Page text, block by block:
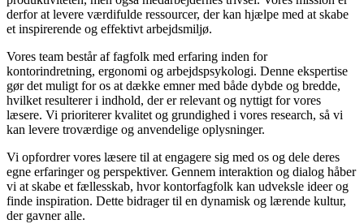
derfor at levere værdifulde ressourcer, der kan hjælpe med at skabe
et inspirerende og effektivt arbejdsmiljø.
Vores team består af fagfolk med erfaring inden for
kontorindretning, ergonomi og arbejdspsykologi. Denne ekspertise
gør det muligt for os at dække emner med både dybde og bredde,
hvilket resulterer i indhold, der er relevant og nyttigt for vores
læsere. Vi prioriterer kvalitet og grundighed i vores research, så vi
kan levere troværdige og anvendelige oplysninger.
Vi opfordrer vores læsere til at engagere sig med os og dele deres
egne erfaringer og perspektiver. Gennem interaktion og dialog håber
vi at skabe et fællesskab, hvor kontorfagfolk kan udveksle ideer og
finde inspiration. Dette bidrager til en dynamisk og lærende kultur,
der gavner alle.